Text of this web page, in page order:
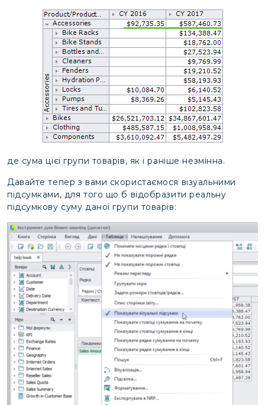
де сума цієї групи товарів, як і раніше незмінна.
Давайте тепер з вами скористаємося візуальними
підсумками, для того що б відобразити реальну
підсумкову суму даної групи товарів: